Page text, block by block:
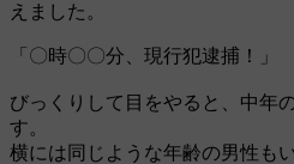
えました。
「〇時〇〇分、現行犯逮捕！」
びっくりして目をやると、中年
す。
横には同じような年齢の男性もい